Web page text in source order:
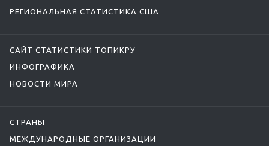
РЕГИОНАЛЬНАЯ СТАТИСТИКА США
САЙТ СТАТИСТИКИ ТОПИКРУ
ИНФОГРАФИКА
НОВОСТИ МИРА
СТРАНЫ
МЕЖДУНАРОДНЫЕ ОРГАНИЗАЦИИ